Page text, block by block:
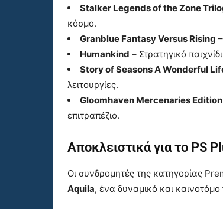
Stalker Legends of the Zone
κόσμο.
Granblue Fantasy Versus Rising
Humankind – Στρατηγικό
Story of Seasons A Wonderful
λειτουργίες.
Gloomhaven Mercenaries Edition
επιτραπέζιο.
Αποκλειστικά για το PS
Οι συνδρομητές της κατηγορίας
Aquila, ένα δυναμικό και